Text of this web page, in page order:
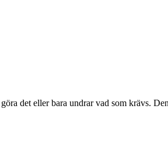
det eller bara undrar vad som krävs.